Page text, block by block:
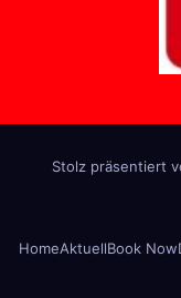
Stolz präsentiert
HomeAktuellBook Now